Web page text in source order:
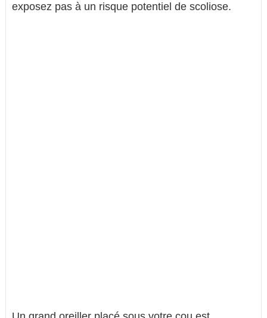
exposez pas à un risque potentiel de scoliose.